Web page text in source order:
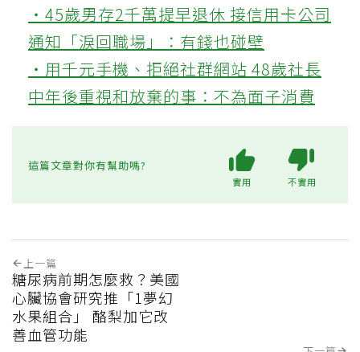
‧45歲男存2千萬提早退休 接信用卡公司
通知「淚回職場」：有錢也碰壁
‧用千元手機、拒絕社群網站 48歲社長
中年後重視和放棄的事：不為面子消費
這篇文章對你有幫助嗎?
實用 不實用
上一篇
糖尿病前期怎麼救？美國
心臟協會研究推「1夢幻
水果組合」 酪梨加它改
善血管功能